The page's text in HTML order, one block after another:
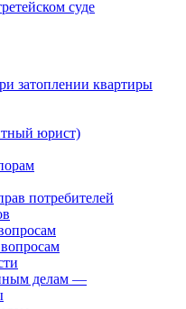
суде
затоплении квартиры
юрист)
потребителей
делам —